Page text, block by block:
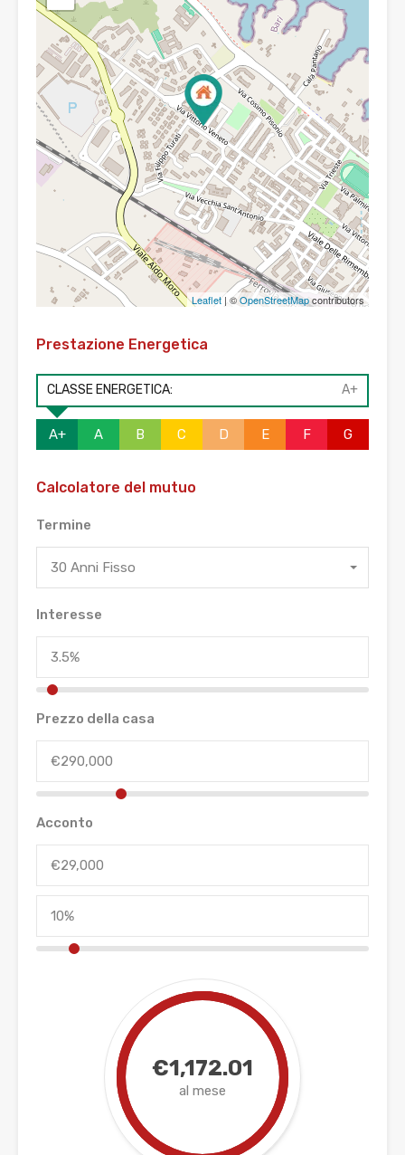
Leaflet| ©OpenStreetMapcontributors
Prestazione Energetica
CLASSE ENERGETICA: A+
A+ A B C D E F G
Calcolatore del mutuo
Termine
30 Anni Fisso
Interesse
Prezzo della casa
Acconto
€1,172.01
al mese